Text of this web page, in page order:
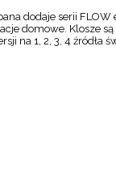
dodaje serii
domowe. Klosze
na 1, 2, 3, 4 źródła